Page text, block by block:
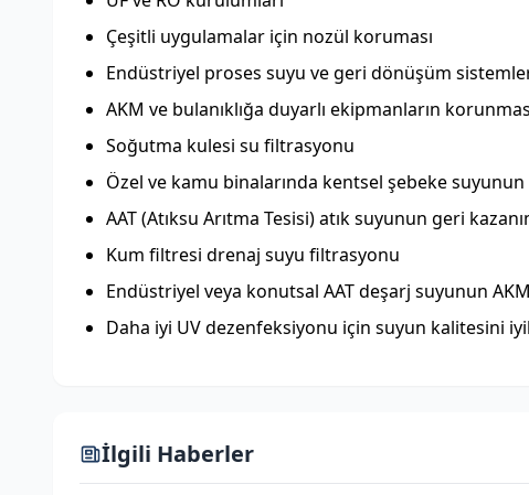
Çeşitli uygulamalar için nozül koruması
Endüstriyel proses suyu ve geri dönüşüm
AKM ve bulanıklığa duyarlı ekipmanların
Soğutma kulesi su filtrasyonu
Özel ve kamu binalarında kentsel şebeke
AAT (Atıksu Arıtma Tesisi) atık suyunun geri
Kum filtresi drenaj suyu filtrasyonu
Endüstriyel veya konutsal AAT deşarj suyunun
Daha iyi UV dezenfeksiyonu için suyun kalitesini
İlgili Haberler